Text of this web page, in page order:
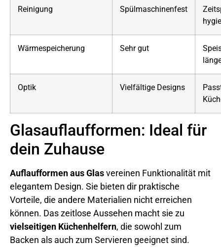
Reinigung Spülmaschinenfest
Wärmespeicherung Sehr gut
Optik Vielfältige Designs
Glasauflaufformen: Ideal für
dein Zuhause
Auflaufformen aus Glasvereinen Funktionalität mit
elegantem Design. Sie bieten dir praktische
Vorteile, die andere Materialien nicht erreichen
können. Das zeitlose Aussehen macht sie zu
vielseitigen Küchenhelfern, die sowohl zum
Backen als auch zum Servieren geeignet sind.